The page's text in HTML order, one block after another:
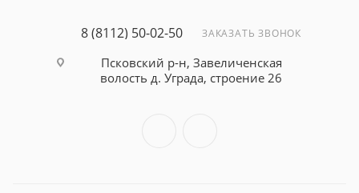
8 (8112) 50-02-50 ЗАКАЗАТЬ ЗВОНОК
Псковский р-н, Завеличенская
волость д. Уграда, строение 26